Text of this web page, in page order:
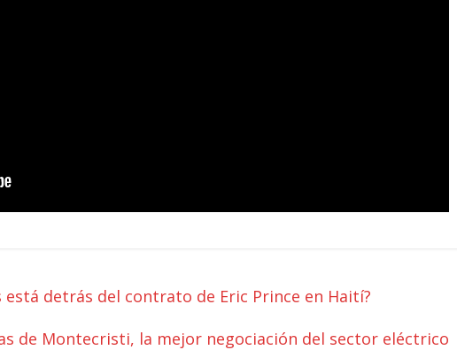
está detrás del contrato de Eric Prince en Haití?
de Montecristi, la mejor negociación del sector eléctrico